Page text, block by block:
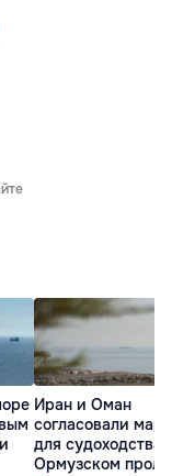
Иран и Оман
согласовали
для судоходства
Ормузском